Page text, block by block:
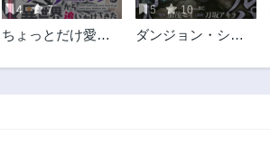
7話
3年前
6話
3年前
2話
4 7
ちょっとだけ愛が
が異世界から追い
5 10
ダンジョン・シェ
人